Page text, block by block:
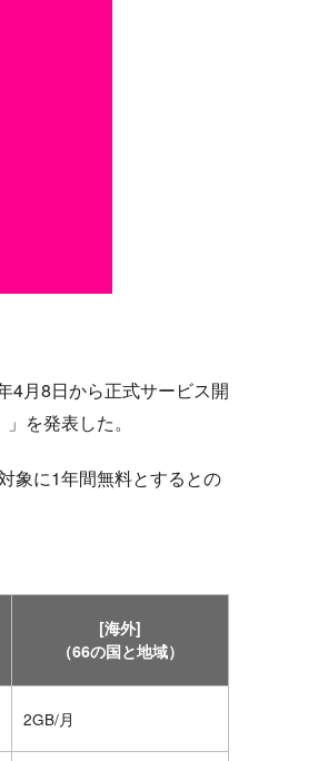
4月8日から正式サービス開
を発表した。
象に1年間無料とするとの
[海外]
（66の国と地域）
2GB/月